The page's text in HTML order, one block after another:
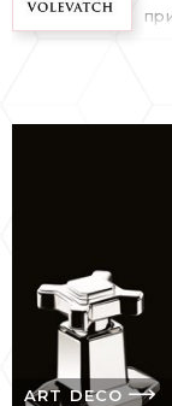
ART DECO